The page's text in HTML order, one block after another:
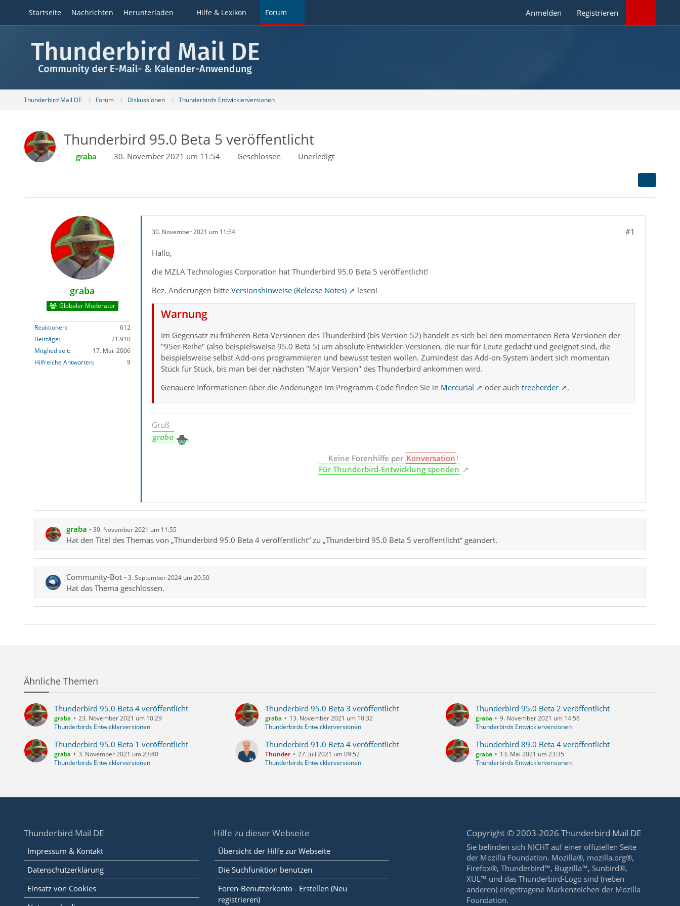
Startseite Nachrichten Herunterladen Hilfe & Lexikon Forum Anmelden Registrieren
Thunderbird Mail DE Forum Diskussionen Thunderbirds Entwicklerversionen
Thunderbird 95.0 Beta 5 veröffentlicht
graba 30. November 2021 um 11:54 Geschlossen Unerledigt
graba
Globaler Moderator
Reaktionen
612
Beiträge
21.910
Mitglied seit
17. Mai. 2006
Hilfreiche Antworten
9
30. November 2021 um 11:54 #1
Hallo,
die MZLA Technologies Corporation hat Thunderbird 95.0 Beta 5 veröffentlicht!
Bez. Änderungen bitte Versionshinweise (Release Notes) lesen!
Warnung
Im Gegensatz zu früheren Beta-Versionen des Thunderbird (bis Version 52) handelt es sich bei den momentanen Beta-Versionen der
"95er-Reihe" (also beispielsweise 95.0 Beta 5) um absolute Entwickler-Versionen, die nur für Leute gedacht und geeignet sind, die
beispielsweise selbst Add-ons programmieren und bewusst testen wollen. Zumindest das Add-on-System ändert sich momentan
Stück für Stück, bis man bei der nächsten "Major Version" des Thunderbird ankommen wird.
Genauere Informationen über die Änderungen im Programm-Code finden Sie in Mercurial oder auch treeherder .
Gruß
graba
Keine Forenhilfe per Konversation !
Für Thunderbird-Entwicklung spenden
graba 30. November 2021 um 11:55
Hat den Titel des Themas von „Thunderbird 95.0 Beta 4 veröffentlicht“ zu „Thunderbird 95.0 Beta 5 veröffentlicht“ geändert.
Community-Bot 3. September 2024 um 20:50
Hat das Thema geschlossen.
Ähnliche Themen
Thunderbird 95.0 Beta 4 veröffentlicht
graba
23. November 2021 um 10:29
Thunderbirds Entwicklerversionen
Thunderbird 95.0 Beta 3 veröffentlicht
graba
13. November 2021 um 10:32
Thunderbirds Entwicklerversionen
Thunderbird 95.0 Beta 2 veröffentlicht
graba
9. November 2021 um 14:56
Thunderbirds Entwicklerversionen
Thunderbird 95.0 Beta 1 veröffentlicht
graba
3. November 2021 um 23:40
Thunderbirds Entwicklerversionen
Thunderbird 91.0 Beta 4 veröffentlicht
Thunder
27. Juli 2021 um 09:52
Thunderbirds Entwicklerversionen
Thunderbird 89.0 Beta 4 veröffentlicht
graba
13. Mai 2021 um 23:35
Thunderbirds Entwicklerversionen
Thunderbird Mail DE
Impressum & Kontakt
Datenschutzerklärung
Einsatz von Cookies
Hilfe zu dieser Webseite
Übersicht der Hilfe zur Webseite
Die Suchfunktion benutzen
Foren-Benutzerkonto - Erstellen (Neu
registrieren)
Copyright © 2003-2026 Thunderbird Mail DE
Sie befinden sich NICHT auf einer offiziellen Seite
der Mozilla Foundation. Mozilla®, mozilla.org®,
Firefox®, Thunderbird™, Bugzilla™, Sunbird®,
XUL™ und das Thunderbird-Logo sind (neben
anderen) eingetragene Markenzeichen der Mozilla
Foundation.